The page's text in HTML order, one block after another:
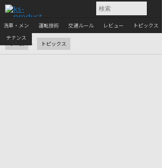
洗車・メン
テナンス
運転技術 交通ルール レビュー トピックス
ホーム トピックス